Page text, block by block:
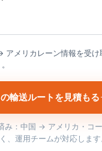
アメリカレーン情報を受け
輸送ルートを見積もる
み：中国 → アメリカ・コ
、運用チームが対応します